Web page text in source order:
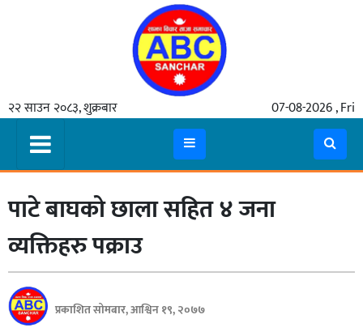
२२ साउन २०८३, शुक्रबार 07-08-2026 , Fri
समाचार
मुख्य
समाचार
कुटनीती
अर्थ
रसरङ्ग
यौन/
स्वास्थ्य
पाटे बाघको छाला सहित ४ जना
व्यक्तिहरु पक्राउ
प्रकाशित सोमबार, आश्विन १९, २०७७